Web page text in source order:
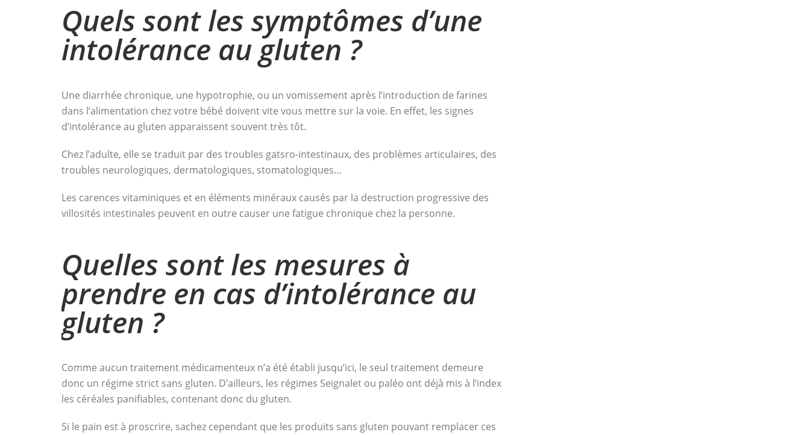
Quels sont les symptômes d’une
intolérance au gluten ?
Une diarrhée chronique, une hypotrophie, ou un vomissement après l’introduction de farines
dans l’alimentation chez votre bébé doivent vite vous mettre sur la voie. En effet, les signes
d’intolérance au gluten apparaissent souvent très tôt.
Chez l’adulte, elle se traduit par des troubles gatsro-intestinaux, des problèmes articulaires, des
troubles neurologiques, dermatologiques, stomatologiques…
Les carences vitaminiques et en éléments minéraux causés par la destruction progressive des
villosités intestinales peuvent en outre causer une fatigue chronique chez la personne.
Quelles sont les mesures à
prendre en cas d’intolérance au
gluten ?
Comme aucun traitement médicamenteux n’a été établi jusqu’ici, le seul traitement demeure
donc un régime strict sans gluten. D’ailleurs, les régimes Seignalet ou paléo ont déjà mis à l’index
les céréales panifiables, contenant donc du gluten.
Si le pain est à proscrire, sachez cependant que les produits sans gluten pouvant remplacer ces